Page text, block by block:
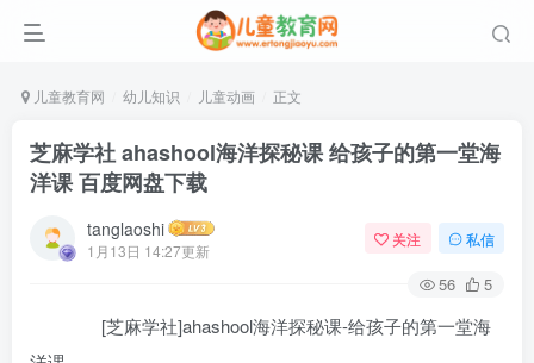
儿童教育网 幼儿知识 儿童动画 正文
芝麻学社 ahashool海洋探秘课 给孩子的第一堂海
洋课 百度网盘下载
tanglaoshi
1月13日 14:27更新
关注 私信
56 5
[芝麻学社]ahashool海洋探秘课-给孩子的第一堂海